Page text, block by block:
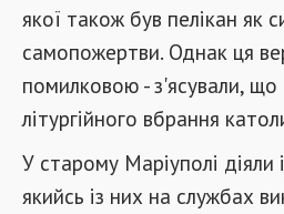
якої також був пелікан як
самопожертви. Однак ця
помилковою - з'ясували, що
літургійного вбрання
У старому Маріуполі діяли
якийсь із них на службах